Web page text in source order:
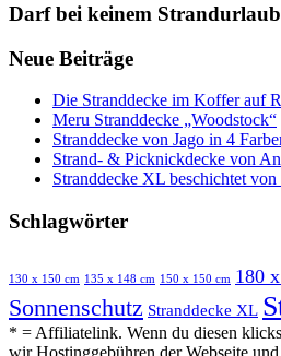
Darf bei keinem
Neue Beiträge
Die Stranddecke im Koffer auf
Meru Stranddecke „Woodstock“
Stranddecke von Jago in 4
Strand- & Picknickdecke von
Stranddecke XL beschichtet
Schlagwörter
130 x 150 cm 135 x 148 cm 150 x 150 cm 180
Sonnenschutz Stranddecke XL
* = Affiliatelink. Wenn du diesen
wir Hostinggebühren der Webseite